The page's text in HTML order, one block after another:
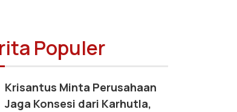
Populer
Krisantus Minta Perusahaan
Jaga Konsesi dari Karhutla,